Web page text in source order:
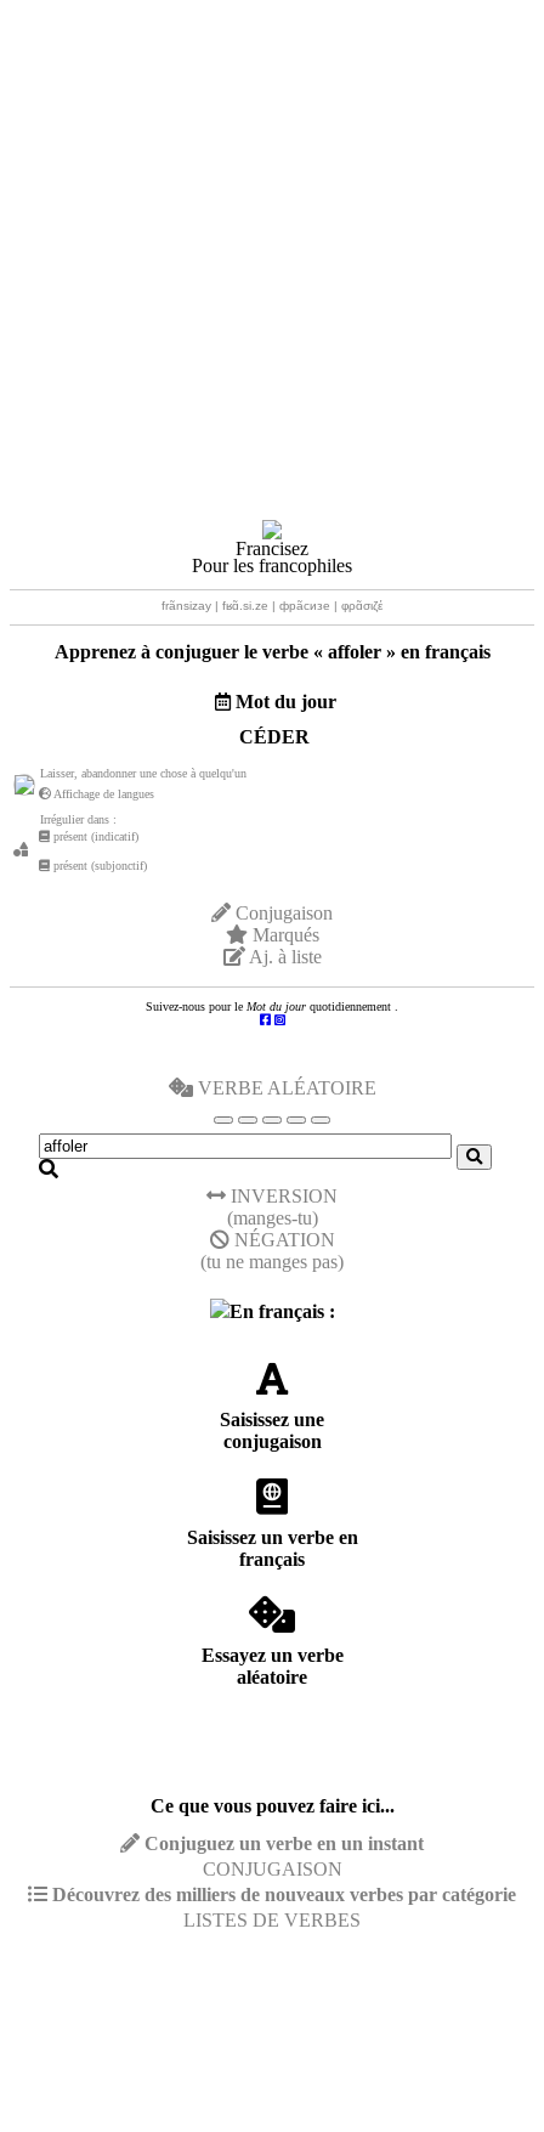
Francisez
Pour les francophiles
frãnsizay | fʁɑ̃.si.ze | фрãсизе | φρɑ̃σιζέ
Apprenez à conjuguer le verbe « affoler» en français
Mot du jour
CÉDER
Laisser, abandonner une chose à quelqu'un
Affichage de langues
Irrégulier dans :
présent (indicatif)
présent (subjonctif)
Conjugaison
Marqués
Aj. à liste
Suivez-nous pour le Mot du jour quotidiennement .
VERBE ALÉATOIRE
INVERSION
(manges-tu)
NÉGATION
(tu ne manges pas)
En français :
Saisissez une
conjugaison
Saisissez un verbe en
français
Essayez un verbe
aléatoire
Ce que vous pouvez faire ici...
Conjuguez un verbe en un instant
CONJUGAISON
Découvrez des milliers de nouveaux verbes par catégorie
LISTES DE VERBES